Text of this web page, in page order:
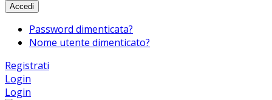
Accedi
Password dimenticata?
Nome utente dimenticato?
Registrati
Login
Login